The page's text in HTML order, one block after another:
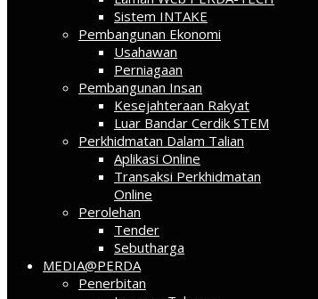
Sistem INTAKE
Pembangunan Ekonomi
Usahawan
Perniagaan
Pembangunan Insan
Kesejahteraan Rakyat
Luar Bandar Cerdik STEM
Perkhidmatan Dalam Talian
Aplikasi Online
Transaksi Perkhidmatan
Online
Perolehan
Tender
Sebutharga
MEDIA@PERDA
Penerbitan